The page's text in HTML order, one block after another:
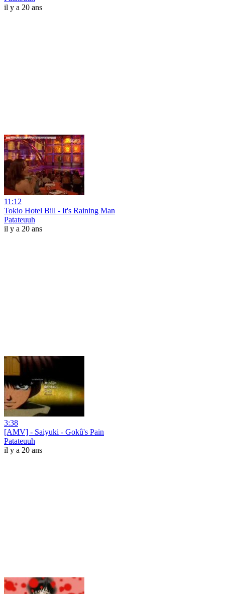
il y a 20 ans
11:12
Tokio Hotel Bill - It's Raining Man
Patateuuh
il y a 20 ans
3:38
[AMV] - Saiyuki - Gokû's Pain
Patateuuh
il y a 20 ans